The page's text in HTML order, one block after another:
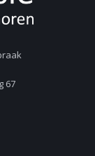
67